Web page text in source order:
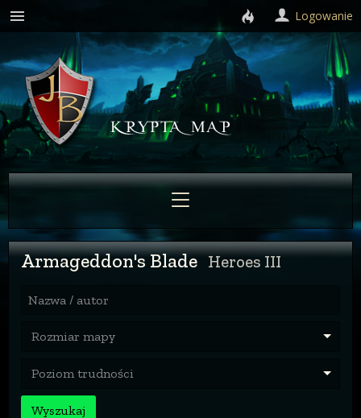
Armageddon's Blade Heroes III
Nazwa / autor
Rozmiar mapy
Poziom trudności
Wyszukaj
Logowanie